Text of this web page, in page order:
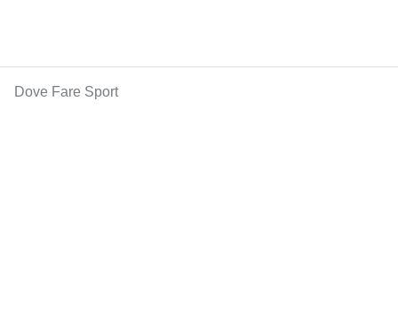
Dove Fare Sport